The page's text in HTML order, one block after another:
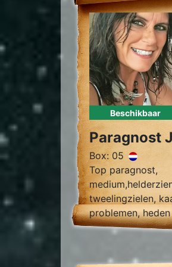
Beschikbaar
Paragnost
Box: 05
Top paragnost,
tweelingzielen,
problemen,
foto reading.